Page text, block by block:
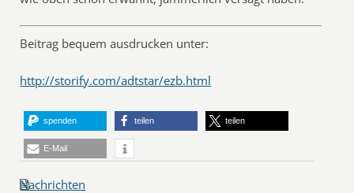
Beitrag bequem ausdrucken unter:
http://storify.com/adtstar/ezb.html
spenden teilen teilen
E-Mail
Nachrichten